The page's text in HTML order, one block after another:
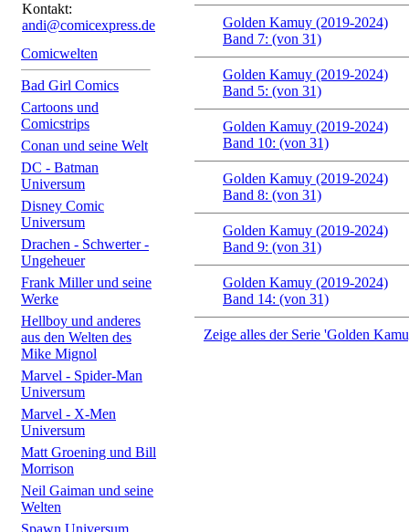
Kontakt:
andi@comicexpress.de
Comicwelten
Bad Girl Comics
Cartoons und
Comicstrips
Conan und seine Welt
DC - Batman
Universum
Disney Comic
Universum
Drachen - Schwerter -
Ungeheuer
Frank Miller und seine
Werke
Hellboy und anderes
aus den Welten des
Mike Mignol
Marvel - Spider-Man
Universum
Marvel - X-Men
Universum
Matt Groening und Bill
Morrison
Neil Gaiman und seine
Welten
Spawn Universum
Golden Kamuy (2019-2024)
Band 7: (von 31)
Golden Kamuy (2019-2024)
Band 5: (von 31)
Golden Kamuy (2019-2024)
Band 10: (von 31)
Golden Kamuy (2019-2024)
Band 8: (von 31)
Golden Kamuy (2019-2024)
Band 9: (von 31)
Golden Kamuy (2019-2024)
Band 14: (von 31)
Zeige alles der Serie 'Golden